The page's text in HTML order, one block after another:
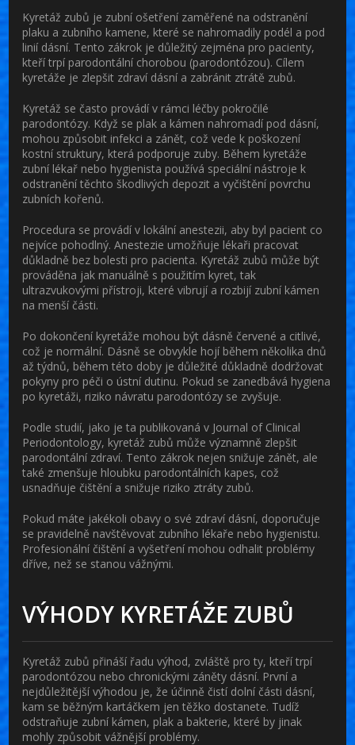
Kyretáž zubů je zubní ošetření zaměřené na odstranění
plaku a zubního kamene, které se nahromadily podél a pod
linií dásní. Tento zákrok je důležitý zejména pro pacienty,
kteří trpí parodontální chorobou (parodontózou). Cílem
kyretáže je zlepšit zdraví dásní a zabránit ztrátě zubů.
Kyretáž se často provádí v rámci léčby pokročilé
parodontózy. Když se plak a kámen nahromadí pod dásní,
mohou způsobit infekci a zánět, což vede k poškození
kostní struktury, která podporuje zuby. Během kyretáže
zubní lékař nebo hygienista používá speciální nástroje k
odstranění těchto škodlivých depozit a vyčištění povrchu
zubních kořenů.
Procedura se provádí v lokální anestezii, aby byl pacient co
nejvíce pohodlný. Anestezie umožňuje lékaři pracovat
důkladně bez bolesti pro pacienta. Kyretáž zubů může být
prováděna jak manuálně s použitím kyret, tak
ultrazvukovými přístroji, které vibrují a rozbijí zubní kámen
na menší části.
Po dokončení kyretáže mohou být dásně červené a citlivé,
což je normální. Dásně se obvykle hojí během několika dnů
až týdnů, během této doby je důležité důkladně dodržovat
pokyny pro péči o ústní dutinu. Pokud se zanedbává hygiena
po kyretáži, riziko návratu parodontózy se zvyšuje.
Podle studií, jako je ta publikovaná v Journal of Clinical
Periodontology, kyretáž zubů může významně zlepšit
parodontální zdraví. Tento zákrok nejen snižuje zánět, ale
také zmenšuje hloubku parodontálních kapes, což
usnadňuje čištění a snižuje riziko ztráty zubů.
Pokud máte jakékoli obavy o své zdraví dásní, doporučuje
se pravidelně navštěvovat zubního lékaře nebo hygienistu.
Profesionální čištění a vyšetření mohou odhalit problémy
dříve, než se stanou vážnými.
VÝHODY KYRETÁŽE ZUBŮ
Kyretáž zubů přináší řadu výhod, zvláště pro ty, kteří trpí
parodontózou nebo chronickými záněty dásní. První a
nejdůležitější výhodou je, že účinně čistí dolní části dásní,
kam se běžným kartáčkem jen těžko dostanete. Tudíž
odstraňuje zubní kámen, plak a bakterie, které by jinak
mohly způsobit vážnější problémy.